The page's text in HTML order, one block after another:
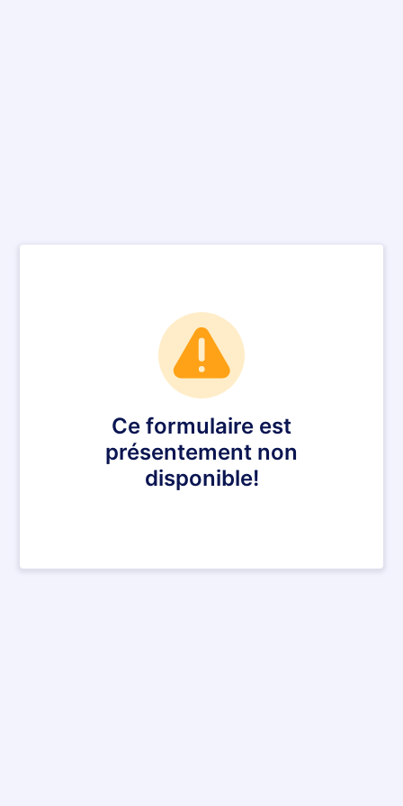
Ce formulaire est
présentement non
disponible!